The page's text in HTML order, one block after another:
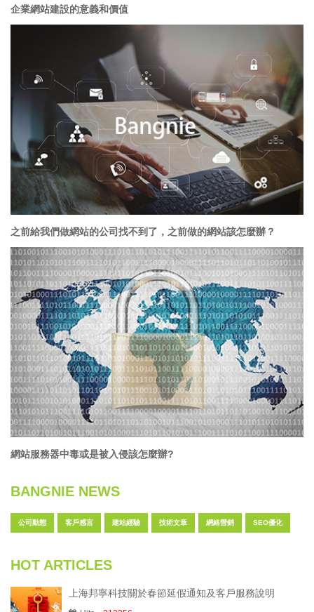
企業網站建設的意義和價值
之前給我們做網站的公司找不到了，之前做的網站該怎麼辦？
網站服務器中毒或是被入侵該怎麼辦?
BANGNIE NEWS
公司動態 客戶感言 建站經驗 技術文章 網絡營銷 SEO優化
HOT ARTICLES
上海邦寧科技關於春節延假通知及客戶服務說明